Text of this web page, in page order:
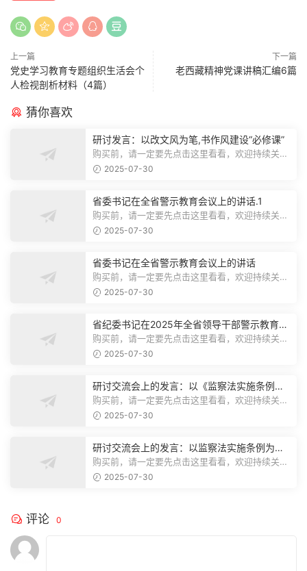
上一篇
党史学习教育专题组织生活会个
人检视剖析材料（4篇）
下一篇
老西藏精神党课讲稿汇编6篇
猜你喜欢
研讨发言：以改文风为笔,书作风建设“必修课”
购买前，请一定要先点击这里看看，欢迎持续关
注，精彩模板每天推送预览结束，本文...
2025-07-30
省委书记在全省警示教育会议上的讲话.1
购买前，请一定要先点击这里看看，欢迎持续关
注，精彩模板每天推送预览结束，本文...
2025-07-30
省委书记在全省警示教育会议上的讲话
购买前，请一定要先点击这里看看，欢迎持续关
注，精彩模板每天推送预览结束，本文...
2025-07-30
省纪委书记在2025年全省领导干部警示教育会
上的讲话.1
购买前，请一定要先点击这里看看，欢迎持续关
注，精彩模板每天推送预览结束，本文...
2025-07-30
研讨交流会上的发言：以《监察法实施条例》
为纲,推动巡察工作高质量发展
购买前，请一定要先点击这里看看，欢迎持续关
注，精彩模板每天推送预览结束，本文...
2025-07-30
研讨交流会上的发言：以监察法实施条例为纲
推动巡察工作高质量发展
购买前，请一定要先点击这里看看，欢迎持续关
注，精彩模板每天推送预览结束，本文...
2025-07-30
评论 0